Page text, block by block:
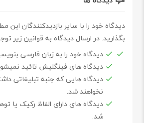
دیدگاه خود را با سایر بازدیدکنندگان این
بگذارید. در ارسال دیدگاه به قوانین زیر
دیدگاه خود را به زبان فارسی
دیدگاه های فینگلیش تائید
دیدگاه هایی که جنبه تبلیغاتی
نخواهند شد.
دیدگاه های دارای الفاظ رکیک یا
شد.